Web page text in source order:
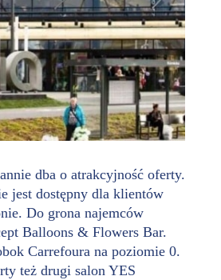
dba o atrakcyjność oferty.
jest dostępny dla klientów
Do grona najemców
Balloons & Flowers Bar.
Carrefoura na poziomie 0.
też drugi salon YES